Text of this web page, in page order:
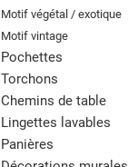
Motif végétal / exotique
Motif vintage
Pochettes
Torchons
Chemins de table
Lingettes lavables
Panières